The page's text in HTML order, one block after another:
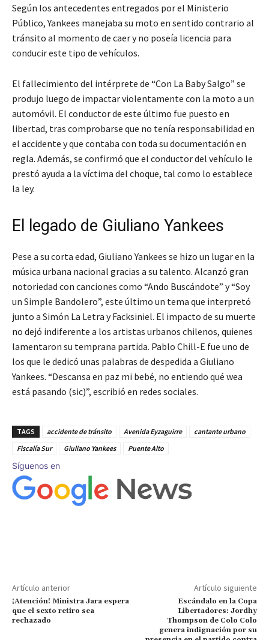
Según los antecedentes entregados por el Ministerio
Público, Yankees manejaba su moto en sentido contrario al
tránsito al momento de caer y no poseía licencia para
conducir este tipo de vehículos.
El fallecimiento del intérprete de “Con La Baby Salgo” se
produjo luego de impactar violentamente con la moto a un
automóvil. El conductor de este último fue puesto en
libertad, tras comprobarse que no tenía responsabilidad en
el accidente y que contaba con toda su documentación en
regla. Además, se confirmó que el conductor del vehículo le
prestó ayuda a la víctima del choque, tal como lo establece
la ley.
El legado de Giuliano Yankees
Pese a su corta edad, Giuliano Yankees se hizo un lugar en la
música urbana nacional gracias a su talento. Alcanzó gran
notoriedad con canciones como “Ando Buscándote” y “Soy
un Simple Bandolero”, este último un tema que interpretó
junto a Simón La Letra y Facksiniel. El impacto de su muerte
no dejó indiferente a los artistas urbanos chilenos, quienes
lamentaron su temprana partida. Pablo Chill-E fue uno de
los que le dedicó unas palabras de despedida a Giuliano
Yankees. “Descansa en paz mi bebé, no entiendo qué wea
está pasando (sic)”, escribió en redes sociales.
TAGS accidente de tránsito Avenida Eyzaguirre
cantante urbano
Fiscalía Sur
Giuliano Yankees Puente Alto
Síguenos en
Artículo anterior
¡Atención! Ministra Jara espera
que el sexto retiro sea
rechazado
Artículo siguiente
Escándalo en la Copa
Libertadores: Jordhy
Thompson de Colo Colo
genera indignación por su